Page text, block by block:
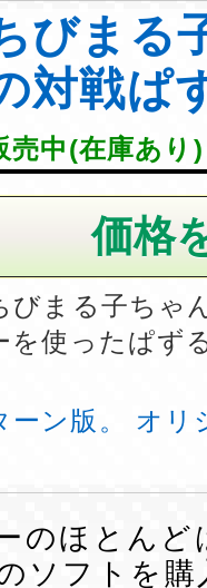
びまる
対戦ぱ
売中(在庫あり)
びまる子ちゃ
を使ったぱず
のほとんど
ソフトを購